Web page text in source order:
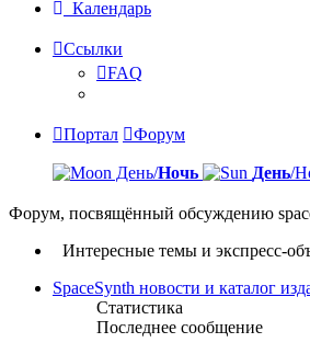
Календарь
Ссылки
FAQ
Портал Форум
День/Ночь День/
Форум, посвящённый обсуждению
Интересные темы и экспресс-
SpaceSynth новости и каталог
Статистика
Последнее сообщение